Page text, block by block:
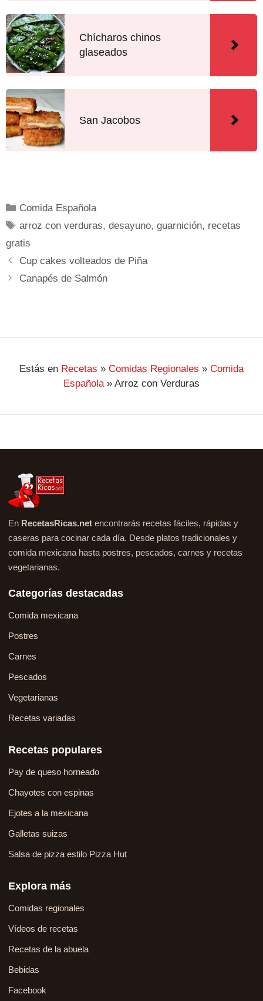
Chícharos chinos
glaseados
San Jacobos
Comida Española
arroz con verduras,desayuno,guarnición, recetas
gratis
Cup cakes volteados de Piña
Canapés de Salmón
Estás en Recetas » Comidas Regionales » Comida
Española» Arroz con Verduras
En RecetasRicas.net encontrarás recetas fáciles, rápidas y
caseras para cocinar cada día. Desde platos tradicionales y
comida mexicana hasta postres, pescados, carnes y recetas
vegetarianas.
Categorías destacadas
Comida mexicana
Postres
Carnes
Pescados
Vegetarianas
Recetas variadas
Recetas populares
Pay de queso horneado
Chayotes con espinas
Ejotes a la mexicana
Galletas suizas
Salsa de pizza estilo Pizza Hut
Explora más
Comidas regionales
Vídeos de recetas
Recetas de la abuela
Bebidas
Facebook